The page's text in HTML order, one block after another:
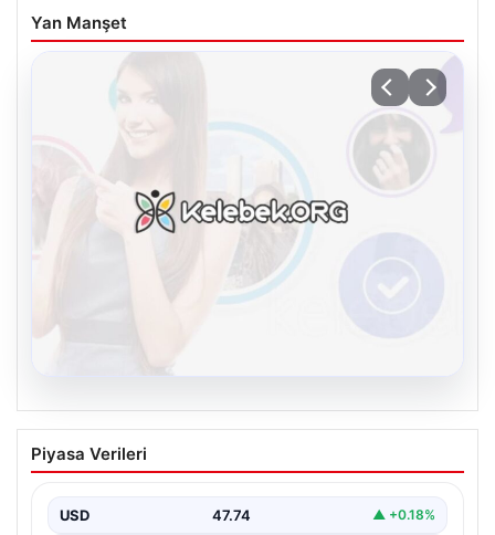
Yan Manşet
Kelebek.Org İle Sanal İletişimin Güvenli
Adresi Ve Chat Deneyimi
kurması büyük bir önem ifade etmektedir. Halen…
Piyasa Verileri
USD 47.74 ▲ +0.18%